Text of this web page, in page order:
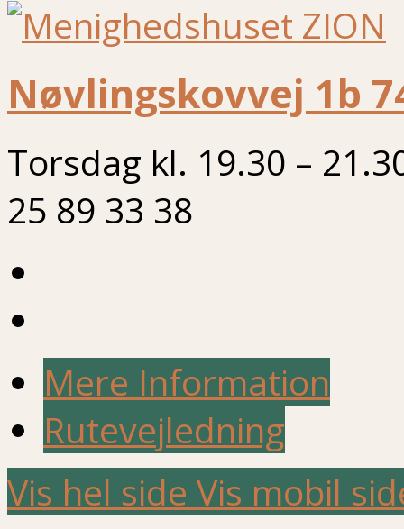
Nøvlingskovvej 1b
Torsdag kl. 19.30 –
25 89 33 38
Mere Information
Rutevejledning
Vis hel side Vis mobil